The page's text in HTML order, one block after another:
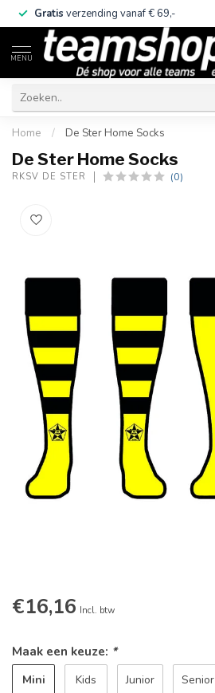
Gratis verzending vanaf € 69,-
MENU
Home / De Ster Home Socks
De Ster Home Socks
RKSV DE STER (0)
€16,16 Incl. btw
Maak een keuze: *
Mini Kids Junior Senior